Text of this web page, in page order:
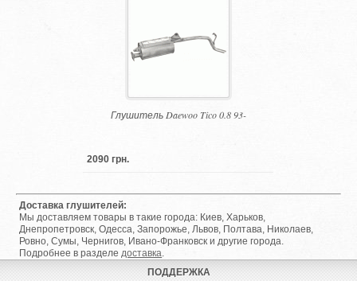
Глушитель Daewoo Tico 0.8 93-
2090 грн.
Доставка глушителей:
Мы доставляем товары в такие города: Киев, Харьков,
Днепропетровск, Одесса, Запорожье, Львов, Полтава, Николаев,
Ровно, Сумы, Чернигов, Ивано-Франковск и другие города.
Подробнее в разделедоставка.
ПОДДЕРЖКА